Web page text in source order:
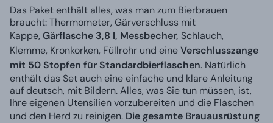
Das Paket enthält alles, was man zum Bierbrauen
braucht: Thermometer, Gärverschluss mit
Kappe, Gärflasche 3,8 l, Messbecher, Schlauch,
Klemme, Kronkorken, Füllrohr und eineVerschlusszange
mit 50 Stopfen für Standardbierflaschen. Natürlich
enthält das Set auch eine einfache und klare Anleitung
auf deutsch, mit Bildern. Alles, was Sie tun müssen, ist,
Ihre eigenen Utensilien vorzubereiten und die Flaschen
und den Herd zu reinigen. Die gesamte Brauausrüstung